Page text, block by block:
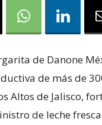
de Danone
de más de
Altos de Jalisco,
de leche